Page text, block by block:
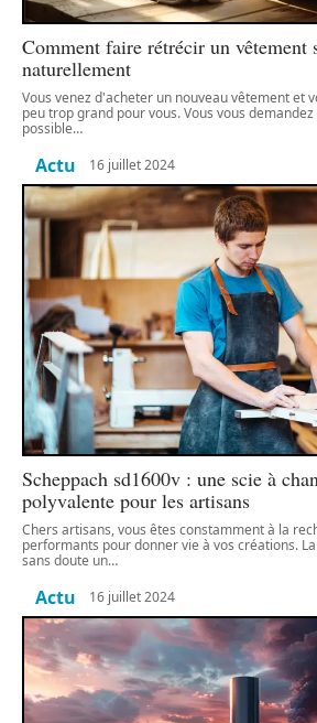
Comment faire rétrécir un vêtement
naturellement
Vous venez d'acheter un nouveau vêtement et
peu trop grand pour vous. Vous vous
possible…
Actu 16 juillet 2024
Scheppach sd1600v : une scie à
polyvalente pour les artisans
Chers artisans, vous êtes constamment à la
performants pour donner vie à vos créations.
sans doute un…
Actu 16 juillet 2024